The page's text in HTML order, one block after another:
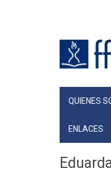
QUIENES
ENLACES